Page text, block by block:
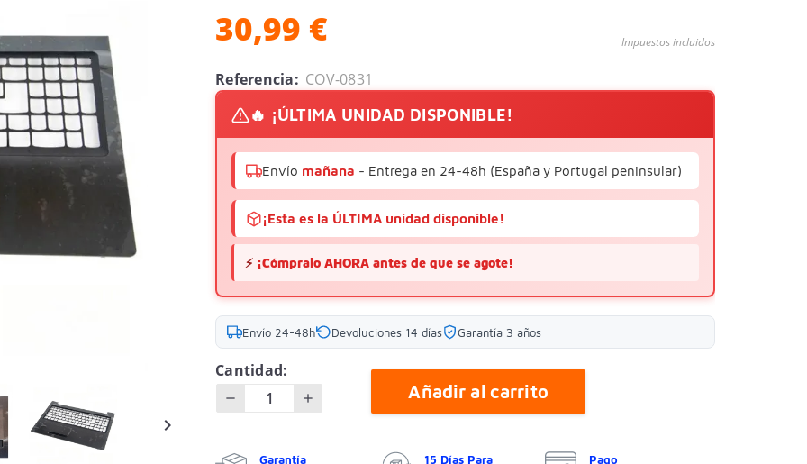

30,99 € Impuestos incluidos
Referencia: COV-0831
🔥 ¡ÚLTIMA UNIDAD DISPONIBLE!
Envío mañana - Entrega en 24-48h (España y Portugal peninsular)
¡Esta es la ÚLTIMA unidad disponible!
⚡ ¡Cómpralo AHORA antes de que se agote!
Envío 24-48h Devoluciones 14 días Garantía 3 años
Cantidad:
Añadir al carrito
Garantía
15 Días Para
Pago